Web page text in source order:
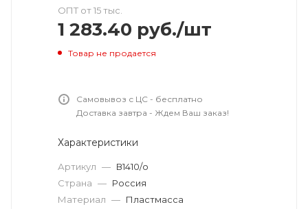
ОПТ от 15 тыс.
1 283.40 руб./шт
Товар не продается
Самовывоз с ЦС - бесплатно
Доставка завтра - Ждем Ваш заказ!
Характеристики
Артикул — В1410/о
Страна — Россия
Материал — Пластмасса